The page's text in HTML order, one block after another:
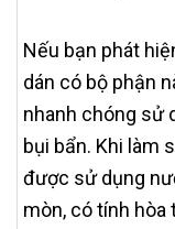
Nếu bạn phát
dán có bộ phận
nhanh chóng sử
bụi bẩn. Khi làm
được sử dụng
mòn, có tính